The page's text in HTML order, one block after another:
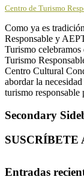
Centro de Turismo
Como ya es
Responsable y
Turismo
Turismo
Centro Cultural
abordar la
turismo
Secondary
SUSCRÍBETE
Entradas